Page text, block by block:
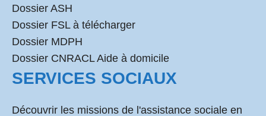
Dossier ASH
Dossier FSL à télécharger
Dossier MDPH
Dossier CNRACL Aide à domicile
SERVICES SOCIAUX
Découvrir les missions de l'assistance sociale en